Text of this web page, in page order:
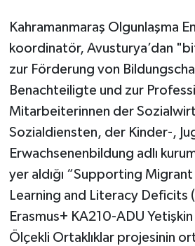
Kahramanmaraş Olgunlaşma
koordinatör, Avusturya’dan
zur Förderung von
Benachteiligte und zur
Mitarbeiterinnen der
Sozialdiensten, der Kinder-,
Erwachsenenbildung adlı
yer aldığı “Supporting
Learning and Literacy Deficits
Erasmus+ KA210-ADU
Ölçekli Ortaklıklar projesinin
YEREL YÖNETİM
MEDYA
ÜÇÜNCÜ SAYFA
BİLİMNET